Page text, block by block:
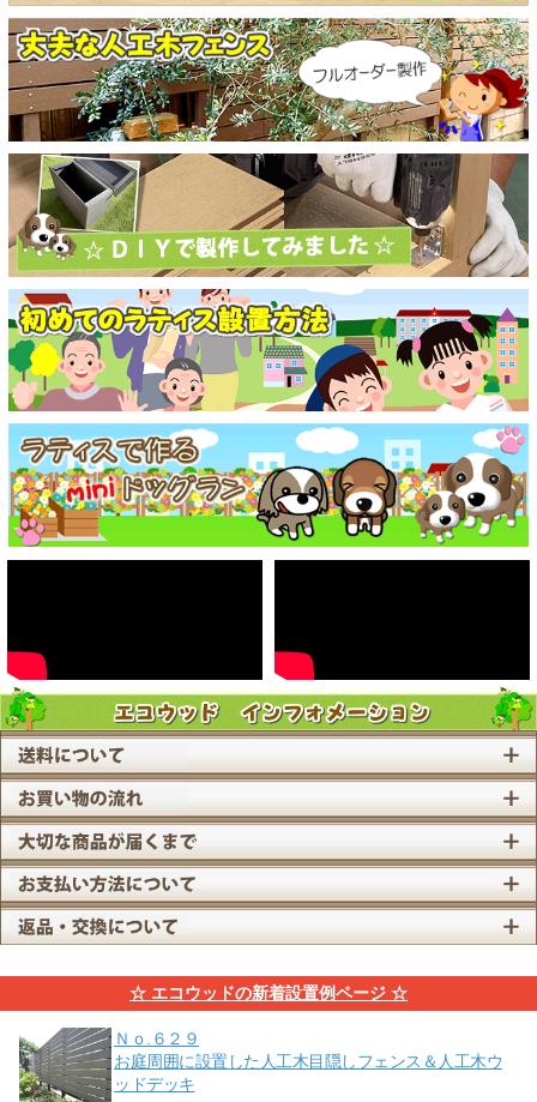
☆ エコウッドの新着設置例ページ ☆
Ｎｏ.６２９
お庭周囲に設置した人工木目隠しフェンス＆人工木ウ
ッドデッキ